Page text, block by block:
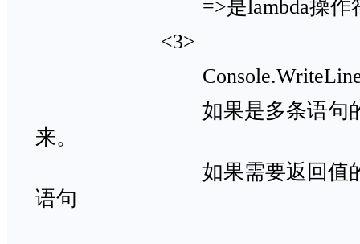
=>是lambda操作
<3>
Console.WriteLine(a)是
如果是多条语句的话
来。
如果需要返回值的话，
语句